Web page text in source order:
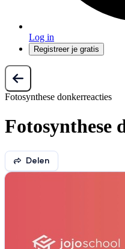
Log in
Registreer je gratis
Fotosynthese donkerreacties
Fotosynthese
Delen